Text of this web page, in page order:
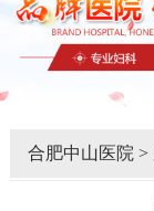
合肥中山医院 >